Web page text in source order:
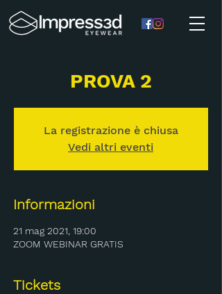
PROVA 2
La registrazione è chiusa
Vedi altri eventi
Informazioni
21 mag 2021, 19:00
ZOOM WEBINAR GRATIS
Tickets